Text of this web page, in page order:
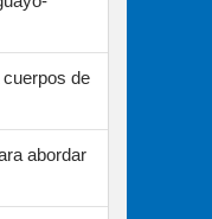
de
abordar